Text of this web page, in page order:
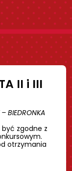
II i III
– BIEDRONKA
być zgodne z
otrzymania